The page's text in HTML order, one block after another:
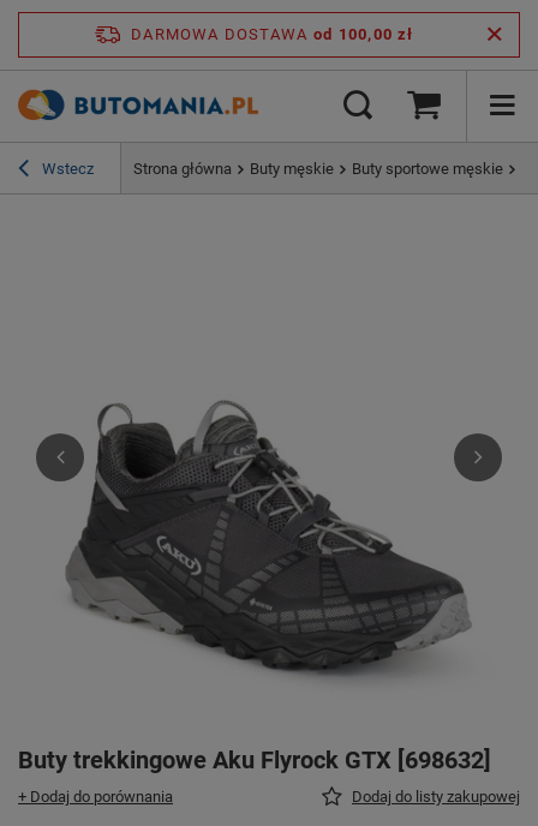
DARMOWA DOSTAWA od 100,00 zł
Wstecz Strona główna Buty męskie Buty sportowe męskie
Buty trekkingowe Aku Flyrock GTX [698632]
+ Dodaj do porównania Dodaj do listy zakupowej